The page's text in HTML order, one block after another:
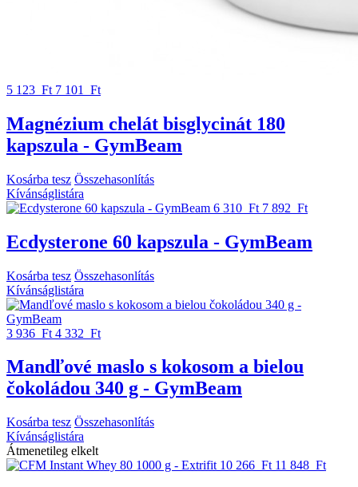
5 123 Ft 7 101 Ft
Magnézium chelát bisglycinát 180
kapszula - GymBeam
Kosárba tesz Összehasonlítás
Kívánságlistára
6 310 Ft 7 892 Ft
Ecdysterone 60 kapszula - GymBeam
Kosárba tesz Összehasonlítás
Kívánságlistára
3 936 Ft 4 332 Ft
Mandľové maslo s kokosom a bielou
čokoládou 340 g - GymBeam
Kosárba tesz Összehasonlítás
Kívánságlistára
Átmenetileg elkelt
10 266 Ft 11 848 Ft